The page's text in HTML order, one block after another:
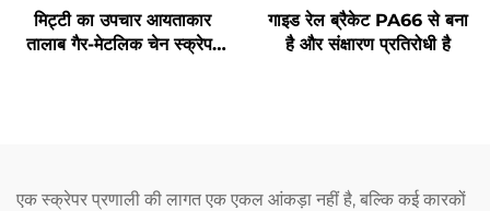
मिट्टी का उपचार आयताकार
तालाब गैर-मेटलिक चेन स्क्रेपर
गाइड रेल ब्रैकेट PA66 से बना
है और संक्षारण प्रतिरोधी है
एक स्क्रेपर प्रणाली की लागत एक एकल आंकड़ा नहीं है, बल्कि कई कारकों